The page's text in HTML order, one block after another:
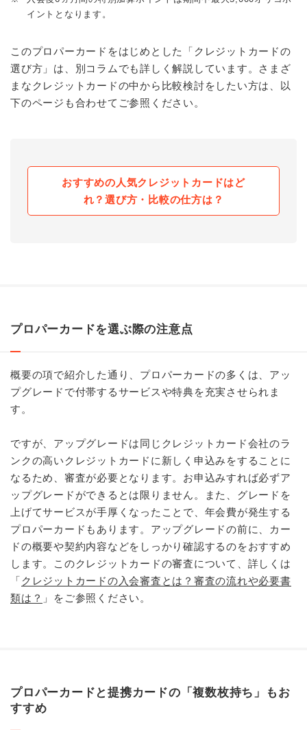
イントとなります。
このプロパーカードをはじめとした「クレジットカードの
選び方」は、別コラムでも詳しく解説しています。さまざ
まなクレジットカードの中から比較検討をしたい方は、以
下のページも合わせてご参照ください。
おすすめの人気クレジットカードはど
れ？選び方・比較の仕方は？
プロパーカードを選ぶ際の注意点
概要の項で紹介した通り、プロパーカードの多くは、アッ
プグレードで付帯するサービスや特典を充実させられま
す。
ですが、アップグレードは同じクレジットカード会社のラ
ンクの高いクレジットカードに新しく申込みをすることに
なるため、審査が必要となります。お申込みすれば必ずア
ップグレードができるとは限りません。また、グレードを
上げてサービスが手厚くなったことで、年会費が発生する
プロパーカードもあります。アップグレードの前に、カー
ドの概要や契約内容などをしっかり確認するのをおすすめ
します。このクレジットカードの審査について、詳しくは
「 クレジットカードの入会審査とは？審査の流れや必要書
類は？ 」をご参照ください。
プロパーカードと提携カードの「複数枚持ち」もお
すすめ